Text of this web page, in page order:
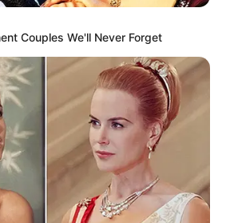
Couples We'll Never Forget